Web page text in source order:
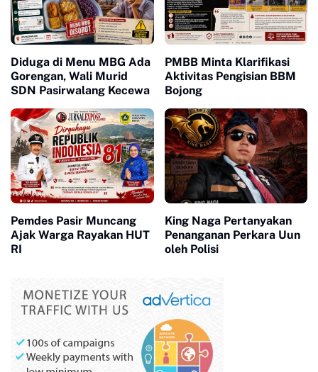
Diduga di Menu MBG Ada
Gorengan, Wali Murid
SDN Pasirwalang Kecewa
PMBB Minta Klarifikasi
Aktivitas Pengisian BBM
Bojong
Pemdes Pasir Muncang
Ajak Warga Rayakan HUT
RI
King Naga Pertanyakan
Penanganan Perkara Uun
oleh Polisi